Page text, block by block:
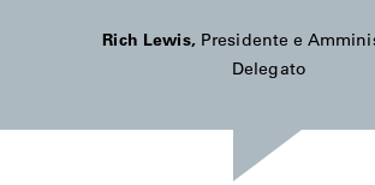
Rich Lewis, Presidente e
Delegato